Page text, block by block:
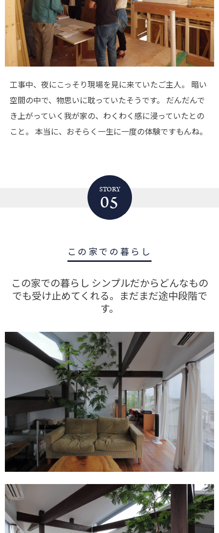
工事中、夜にこっそり現場を見に来ていたご主人。
暗い
空間の中で、物思いに耽っていたそうです。
だんだんで
き上がっていく我が家の、わくわく感に浸っていたとの
こと。 本当に、おそらく一生に一度の体験ですもんね。
STORY
05
この家での暮らし
この家での暮らし シンプルだからどんなもの
でも受け止めてくれる。まだまだ途中段階で
す。